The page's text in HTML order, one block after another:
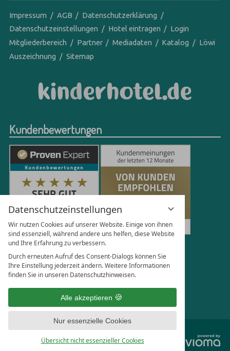
Datenschutzeinstellungen
Wir nutzen Cookies auf unserer Website. Einige von ihnen
sind essenziell, während andere uns helfen, diese Website
und Ihre Erfahrung zu verbessern.
Durch erneuten Aufruf des Consent-Dialogs können Sie
Ihre Einstellung jederzeit ändern. Weitere Informationen
finden Sie in unseren Datenschutzhinweisen.
Alle akzeptieren
Nur essenzielle Cookies
Übersicht nicht essenzieller Cookies
Impressum AGB
Datenschutzerklärung
Datenschutzeinstellungen
Hotel eintragen
Login
Mitgliederbereich
Partner Mediadaten Katalog
Löwi
Auszeichnung
Sitemap
Kundenbewertungen